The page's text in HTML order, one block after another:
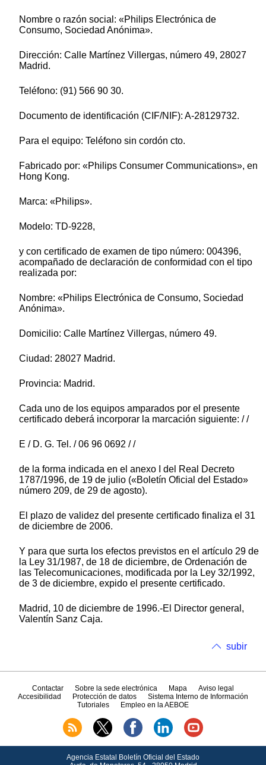
Nombre o razón social: «Philips Electrónica de
Consumo, Sociedad Anónima».
Dirección: Calle Martínez Villergas, número 49, 28027
Madrid.
Teléfono: (91) 566 90 30.
Documento de identificación (CIF/NIF): A-28129732.
Para el equipo: Teléfono sin cordón cto.
Fabricado por: «Philips Consumer Communications», en
Hong Kong.
Marca: «Philips».
Modelo: TD-9228,
y con certificado de examen de tipo número: 004396,
acompañado de declaración de conformidad con el tipo
realizada por:
Nombre: «Philips Electrónica de Consumo, Sociedad
Anónima».
Domicilio: Calle Martínez Villergas, número 49.
Ciudad: 28027 Madrid.
Provincia: Madrid.
Cada uno de los equipos amparados por el presente
certificado deberá incorporar la marcación siguiente: / /
E / D. G. Tel. / 06 96 0692 / /
de la forma indicada en el anexo I del Real Decreto
1787/1996, de 19 de julio («Boletín Oficial del Estado»
número 209, de 29 de agosto).
El plazo de validez del presente certificado finaliza el 31
de diciembre de 2006.
Y para que surta los efectos previstos en el artículo 29 de
la Ley 31/1987, de 18 de diciembre, de Ordenación de
las Telecomunicaciones, modificada por la Ley 32/1992,
de 3 de diciembre, expido el presente certificado.
Madrid, 10 de diciembre de 1996.-El Director general,
Valentín Sanz Caja.
subir
Contactar Sobre la sede electrónica Mapa
Aviso legal
Accesibilidad
Protección de datos
Sistema Interno de Información
Tutoriales
Empleo en la AEBOE
Agencia Estatal Boletín Oficial del Estado